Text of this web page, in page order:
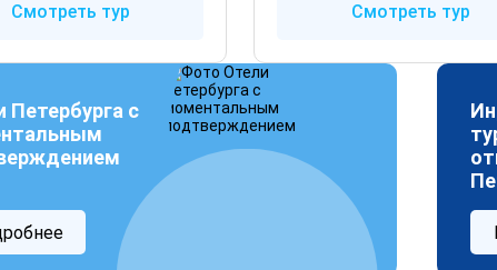
Смотреть тур Смотреть тур
Петербурга с